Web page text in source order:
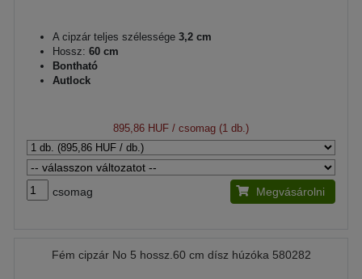
A cipzár teljes szélessége 3,2 cm
Hossz: 60 cm
Bontható
Autlock
895,86 HUF / csomag (1 db.)
csomag Megvásárolni
Fém cipzár No 5 hossz.60 cm dísz húzóka 580282